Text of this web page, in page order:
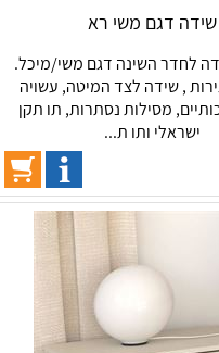
שידה דגם משי רא
לחדר השינה דגם משי/מיכל.
2 מגירות , שידה לצד המיטה, עשויה
מסילות נסתרות, תו תקן
ישראלי ותו ת...